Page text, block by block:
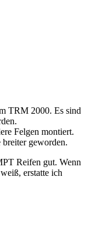
TRM 2000. Es sind
Felgen montiert.
geworden.
Reifen gut. Wenn
erstatte ich